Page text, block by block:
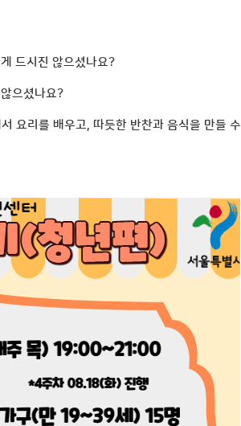
드시진 않으셨나요?
으셨나요?
요리를 배우고, 따듯한 반찬과 음식을 만들 수